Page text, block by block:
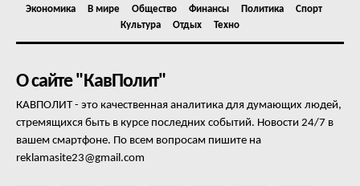
Экономика В мире Общество Финансы Политика
Спорт
Культура
Отдых Техно
О сайте "КавПолит"
КАВПОЛИТ - это качественная аналитика для думающих людей,
стремящихся быть в курсе последних событий. Новости 24/7 в
вашем смартфоне. По всем вопросам пишите на
reklamasite23@gmail.com